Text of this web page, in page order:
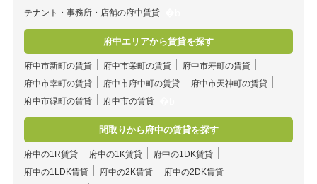
テナント・事務所・店舗の府中賃貸
府中エリアから賃貸を探す
府中市新町の賃貸 府中市栄町の賃貸
府中市寿町の賃貸
府中市幸町の賃貸
府中市府中町の賃貸
府中市天神町の賃貸
府中市緑町の賃貸
府中市の賃貸
間取りから府中の賃貸を探す
府中の1R賃貸 府中の1K賃貸
府中の1DK賃貸
府中の1LDK賃貸
府中の2K賃貸
府中の2DK賃貸